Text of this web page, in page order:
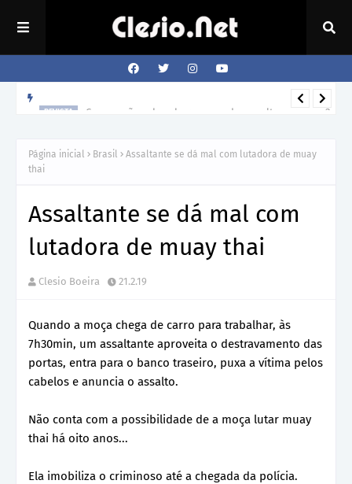
Como o cão sabe a hora que o dono volta para casa?
Página inicial Brasil
Assaltante se dá mal com lutadora de muay
thai
Assaltante se dá mal com
lutadora de muay thai
Clesio Boeira 21.2.19
Quando a moça chega de carro para trabalhar, às
7h30min, um assaltante aproveita o destravamento das
portas, entra para o banco traseiro, puxa a vítima pelos
cabelos e anuncia o assalto.
Não conta com a possibilidade de a moça lutar muay
thai há oito anos...
Ela imobiliza o criminoso até a chegada da polícia.